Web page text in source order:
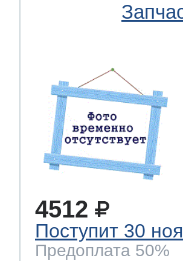
4512
Поступит 30
Предоплата 50%